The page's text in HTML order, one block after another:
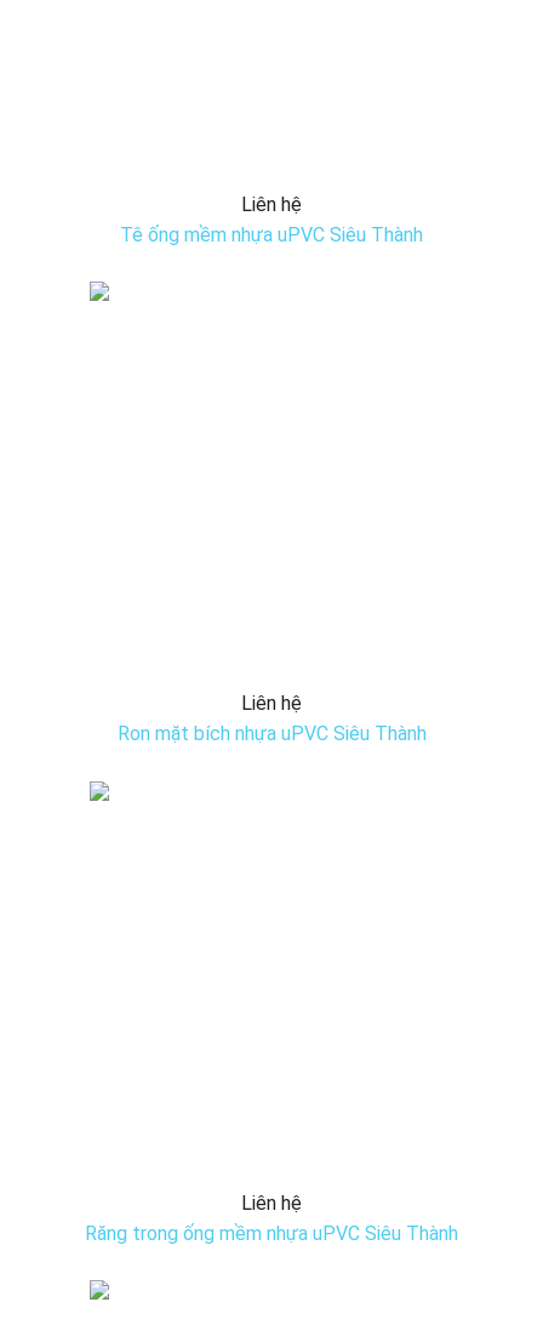
Liên hệ
Tê ống mềm nhựa uPVC Siêu Thành
Liên hệ
Ron mặt bích nhựa uPVC Siêu Thành
Liên hệ
Răng trong ống mềm nhựa uPVC Siêu Thành